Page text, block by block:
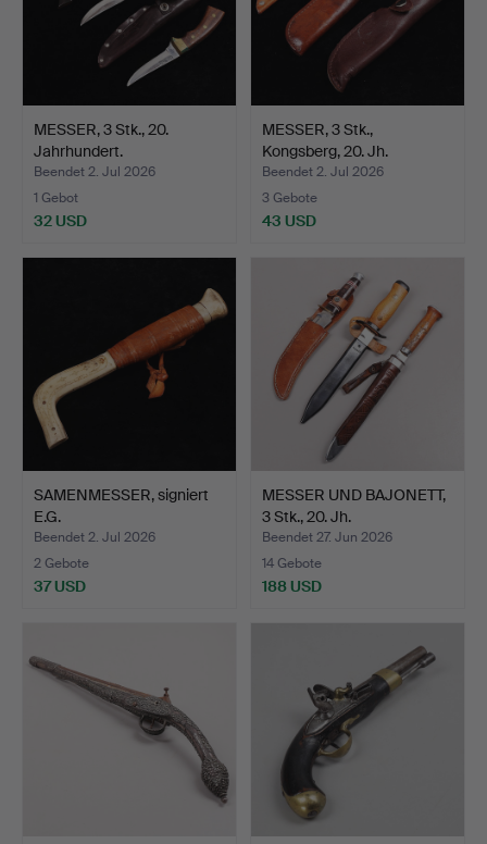
MESSER, 3 Stk., 20.
Jahrhundert.
Beendet 2. Jul 2026
1 Gebot
32 USD
MESSER, 3 Stk.,
Kongsberg, 20. Jh.
Beendet 2. Jul 2026
3 Gebote
43 USD
SAMENMESSER, signiert
E.G.
Beendet 2. Jul 2026
2 Gebote
37 USD
MESSER UND BAJONETT,
3 Stk., 20. Jh.
Beendet 27. Jun 2026
14 Gebote
188 USD